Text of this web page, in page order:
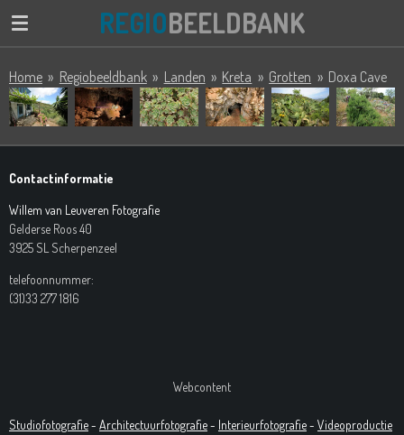
Ga
de
hoofdinhoud
REGIOBEELDBANK
Home » Regiobeeldbank » Landen » Kreta » Grotten » Doxa Cave
Contactinformatie
Willem van Leuveren Fotografie
Gelderse Roos 40
3925 SL Scherpenzeel
telefoonnummer:
(31)33 277 1816
Webcontent
Studiofotografie- Architectuurfotografie- Interieurfotografie- Videoproductie